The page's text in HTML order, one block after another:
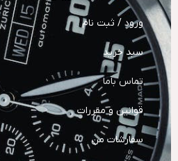
ورود / ثبت نام
سبد خرید
تماس باما
قوانین و مقررات
سفارشات من